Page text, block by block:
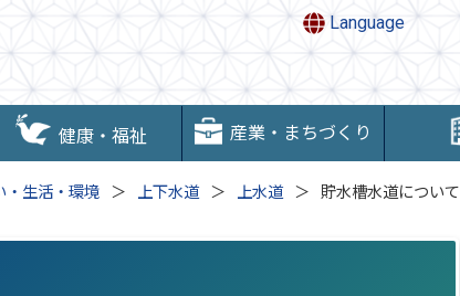
Language
健康・福祉 産業・まちづくり
・生活・環境 上下水道 上水道 貯水槽水道について